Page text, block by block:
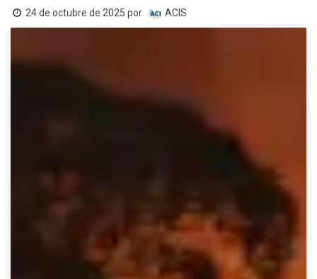
24 de octubre de 2025 por ACIS